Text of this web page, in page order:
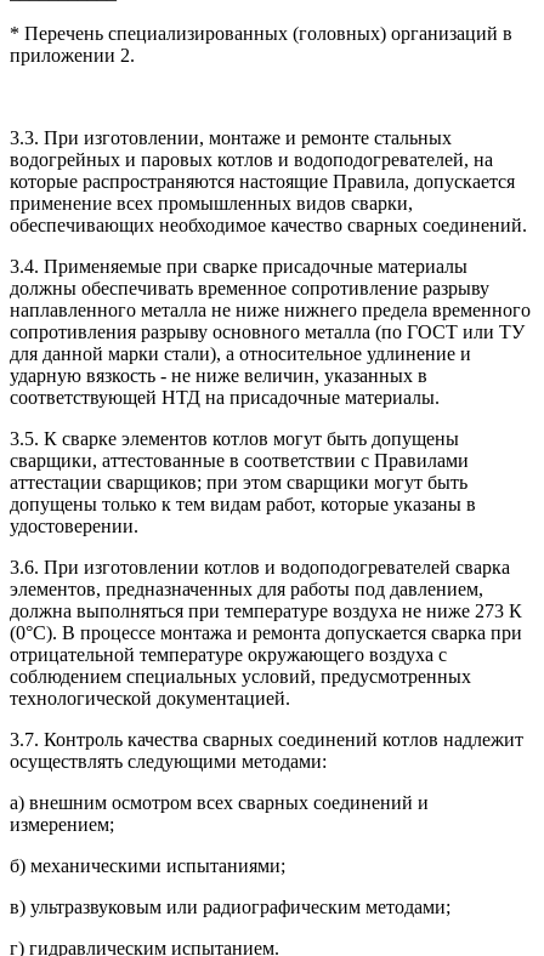
* Перечень специализированных (головных) организаций в
приложении 2.
3.3. При изготовлении, монтаже и ремонте стальных
водогрейных и паровых котлов и водоподогревателей, на
которые распространяются настоящие Правила, допускается
применение всех промышленных видов сварки,
обеспечивающих необходимое качество сварных соединений.
3.4. Применяемые при сварке присадочные материалы
должны обеспечивать временное сопротивление разрыву
наплавленного металла не ниже нижнего предела временного
сопротивления разрыву основного металла (по ГОСТ или ТУ
для данной марки стали), а относительное удлинение и
ударную вязкость - не ниже величин, указанных в
соответствующей НТД на присадочные материалы.
3.5. К сварке элементов котлов могут быть допущены
сварщики, аттестованные в соответствии с Правилами
аттестации сварщиков; при этом сварщики могут быть
допущены только к тем видам работ, которые указаны в
удостоверении.
3.6. При изготовлении котлов и водоподогревателей сварка
элементов, предназначенных для работы под давлением,
должна выполняться при температуре воздуха не ниже 273 К
(0°С). В процессе монтажа и ремонта допускается сварка при
отрицательной температуре окружающего воздуха с
соблюдением специальных условий, предусмотренных
технологической документацией.
3.7. Контроль качества сварных соединений котлов надлежит
осуществлять следующими методами:
а) внешним осмотром всех сварных соединений и
измерением;
б) механическими испытаниями;
в) ультразвуковым или радиографическим методами;
г) гидравлическим испытанием.